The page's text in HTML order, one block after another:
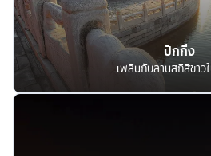
ปักกิ่ง
เพลินกับลานสกีสีขาว